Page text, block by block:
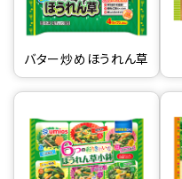
バター炒めほうれん草